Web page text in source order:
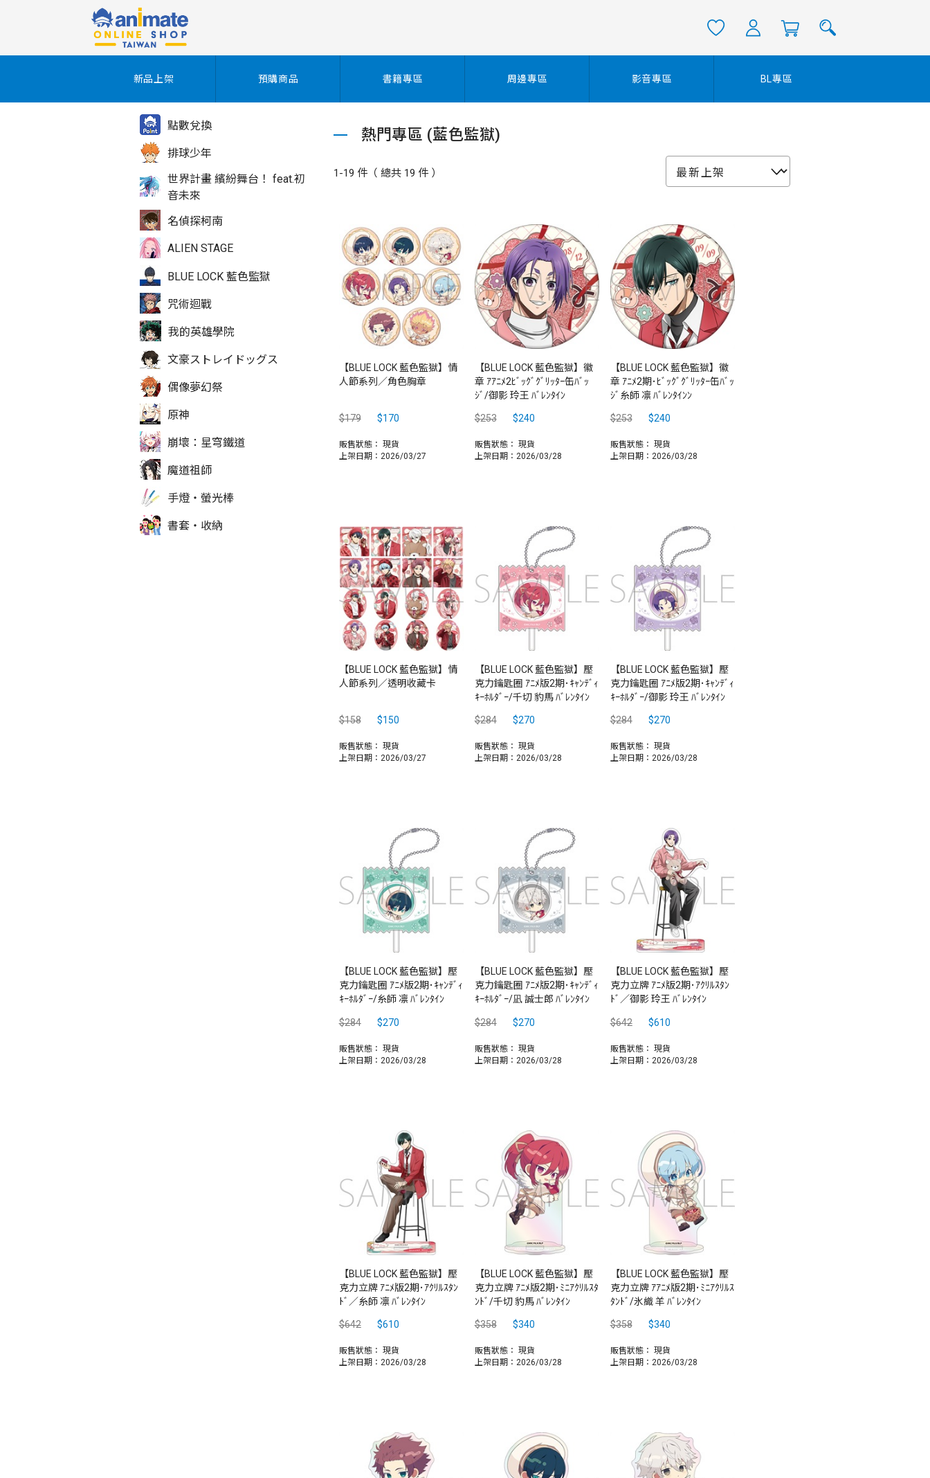
點數兌換
排球少年
世界計畫 繽紛舞台！ feat.初
音未來
名偵探柯南
ALIEN STAGE
BLUE LOCK 藍色監獄
咒術迴戰
我的英雄學院
文豪ストレイドッグス
偶像夢幻祭
原神
崩壞：星穹鐵道
魔道祖師
手燈‧螢光棒
書套‧收納
新品上架 預購商品 書籍專區 周邊專區 影音專區 BL專區
熱門專區 (藍色監獄)
1-19 件（ 總共 19 件 ）
【BLUE LOCK 藍色監獄】情
人節系列／角色胸章
$179 $170
販售狀態： 現貨
上架日期：2026/03/27
【BLUE LOCK 藍色監獄】徽
章 ｱｱﾆﾒ2ﾋﾞｯｸﾞｸﾞﾘｯﾀｰ缶ﾊﾞｯ
ｼﾞ/御影 玲王 ﾊﾞﾚﾝﾀｲﾝ
$253 $240
販售狀態： 現貨
上架日期：2026/03/28
【BLUE LOCK 藍色監獄】徽
章 ｱﾆﾒ2期･ﾋﾞｯｸﾞｸﾞﾘｯﾀｰ缶ﾊﾞｯ
ｼﾞ糸師 凛 ﾊﾞﾚﾝﾀｲﾝﾝ
$253 $240
販售狀態： 現貨
上架日期：2026/03/28
【BLUE LOCK 藍色監獄】情
人節系列／透明收藏卡
$158 $150
販售狀態： 現貨
上架日期：2026/03/27
【BLUE LOCK 藍色監獄】壓
克力鑰匙圈 ｱﾆﾒ版2期･ｷｬﾝﾃﾞｨ
ｷｰﾎﾙﾀﾞｰ/千切 豹馬 ﾊﾞﾚﾝﾀｲﾝ
$284 $270
販售狀態： 現貨
上架日期：2026/03/28
【BLUE LOCK 藍色監獄】壓
克力鑰匙圈 ｱﾆﾒ版2期･ｷｬﾝﾃﾞｨ
ｷｰﾎﾙﾀﾞｰ/御影 玲王 ﾊﾞﾚﾝﾀｲﾝ
$284 $270
販售狀態： 現貨
上架日期：2026/03/28
【BLUE LOCK 藍色監獄】壓
克力鑰匙圈 ｱﾆﾒ版2期･ｷｬﾝﾃﾞｨ
ｷｰﾎﾙﾀﾞｰ/糸師 凛 ﾊﾞﾚﾝﾀｲﾝ
$284 $270
販售狀態： 現貨
上架日期：2026/03/28
【BLUE LOCK 藍色監獄】壓
克力鑰匙圈 ｱﾆﾒ版2期･ｷｬﾝﾃﾞｨ
ｷｰﾎﾙﾀﾞｰ/凪 誠士郎 ﾊﾞﾚﾝﾀｲﾝ
$284 $270
販售狀態： 現貨
上架日期：2026/03/28
【BLUE LOCK 藍色監獄】壓
克力立牌 ｱﾆﾒ版2期･ｱｸﾘﾙｽﾀﾝ
ﾄﾞ／御影 玲王 ﾊﾞﾚﾝﾀｲﾝ
$642 $610
販售狀態： 現貨
上架日期：2026/03/28
【BLUE LOCK 藍色監獄】壓
克力立牌 ｱﾆﾒ版2期･ｱｸﾘﾙｽﾀﾝ
ﾄﾞ／糸師 凛 ﾊﾞﾚﾝﾀｲﾝ
$642 $610
販售狀態： 現貨
上架日期：2026/03/28
【BLUE LOCK 藍色監獄】壓
克力立牌 ｱﾆﾒ版2期･ﾐﾆｱｸﾘﾙｽﾀ
ﾝﾄﾞ/千切 豹馬 ﾊﾞﾚﾝﾀｲﾝ
$358 $340
販售狀態： 現貨
上架日期：2026/03/28
【BLUE LOCK 藍色監獄】壓
克力立牌 ｱｱﾆﾒ版2期･ﾐﾆｱｸﾘﾙｽ
ﾀﾝﾄﾞ/氷織 羊 ﾊﾞﾚﾝﾀｲﾝ
$358 $340
販售狀態： 現貨
上架日期：2026/03/28